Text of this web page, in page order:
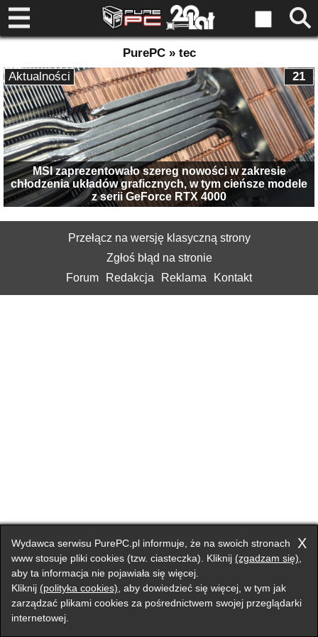
PurePC » tec
MSI zaprezentowało szereg nowości w zakresie
chłodzenia układów graficznych, w tym cieńsze modele
z serii GeForce RTX 4000
21
Aktualności
Przełącz na wersję klasyczną strony
Zgłoś błąd na stronie
Forum
Redakcja Reklama Kontakt
X
Wydawca serwisu PurePC.pl informuje, że na swoich stronach
www stosuje pliki cookies (tzw. ciasteczka). Kliknij (zgadzam się)
aby ta informacja nie pojawiała się więcej.
Kliknij (polityka cookies) , aby dowiedzieć się więcej, w tym jak
zarządzać plikami cookies za pośrednictwem swojej przeglądarki
internetowej.